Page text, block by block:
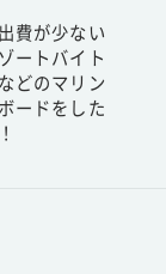
費が少ない
ートバイト
どのマリン
ードをした